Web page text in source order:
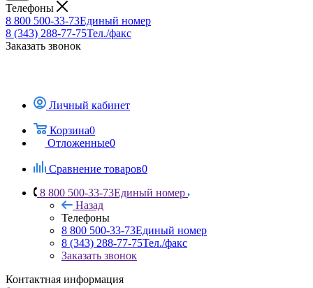
Телефоны
8 800 500-33-73Единый номер
8 (343) 288-77-75Тел./факс
Заказать звонок
Личный кабинет
Корзина0
Отложенные0
Сравнение товаров0
8 800 500-33-73Единый номер
Назад
Телефоны
8 800 500-33-73Единый номер
8 (343) 288-77-75Тел./факс
Заказать звонок
Контактная информация